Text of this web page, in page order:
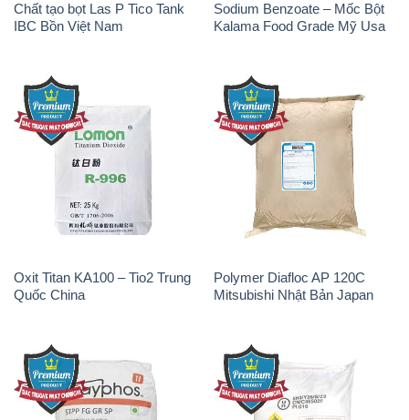
Chất tạo bọt Las P Tico Tank
IBC Bồn Việt Nam
Sodium Benzoate – Mốc Bột
Kalama Food Grade Mỹ Usa
Oxit Titan KA100 – Tio2 Trung
Quốc China
Polymer Diafloc AP 120C
Mitsubishi Nhật Bản Japan